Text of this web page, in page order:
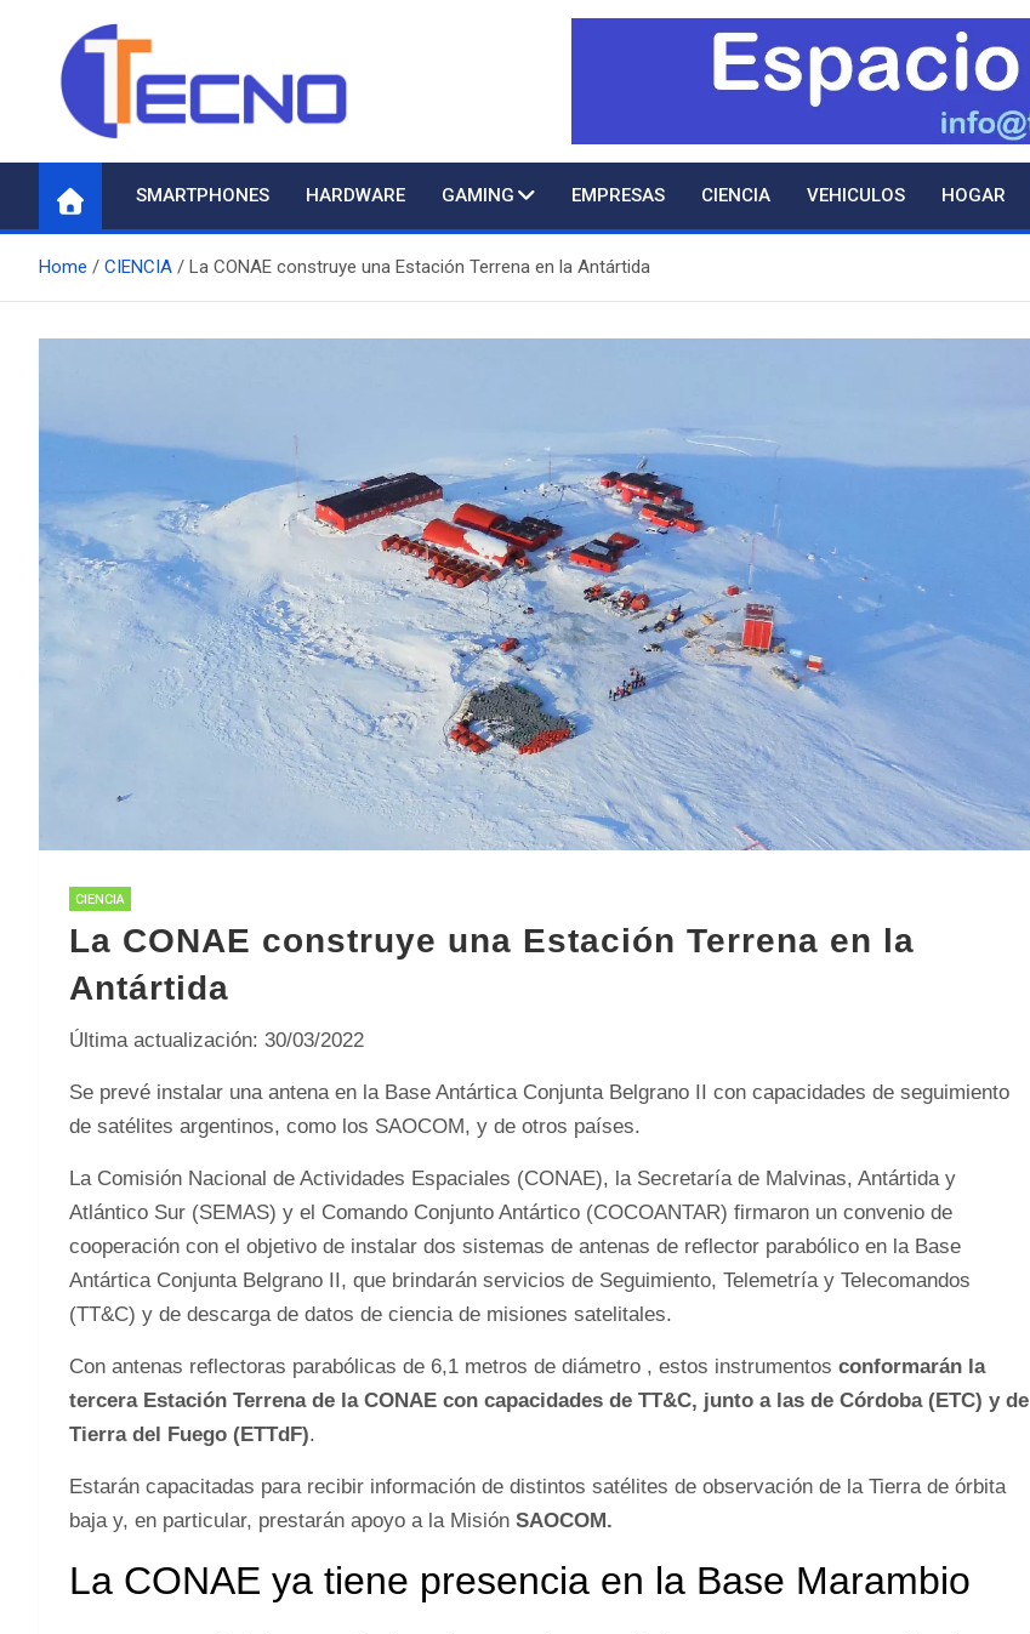
TecnoSMARTPHONES HARDWARE GAMING EMPRESAS CIENCIA VEHICULOS HOGAR
Home CIENCIA La CONAE construye una Estación Terrena en la Antártida
CIENCIA
La CONAE construye una Estación Terrena en la
Antártida
Última actualización: 30/03/2022
Se prevé instalar una antena en la Base Antártica Conjunta Belgrano II con capacidades de seguimiento
de satélites argentinos, como los SAOCOM, y de otros países.
La Comisión Nacional de Actividades Espaciales (CONAE), la Secretaría de Malvinas, Antártida y
Atlántico Sur (SEMAS) y el Comando Conjunto Antártico (COCOANTAR) firmaron un convenio de
cooperación con el objetivo de instalar dos sistemas de antenas de reflector parabólico en la Base
Antártica Conjunta Belgrano II, que brindarán servicios de Seguimiento, Telemetría y Telecomandos
(TT&C) y de descarga de datos de ciencia de misiones satelitales.
Con antenas reflectoras parabólicas de 6,1 metros de diámetro , estos instrumentos conformarán la
tercera Estación Terrena de la CONAE con capacidades de TT&C, junto a las de Córdoba (ETC) y de
Tierra del Fuego (ETTdF).
Estarán capacitadas para recibir información de distintos satélites de observación de la Tierra de órbita
baja y, en particular, prestarán apoyo a la Misión SAOCOM.
La CONAE ya tiene presencia en la Base Marambio